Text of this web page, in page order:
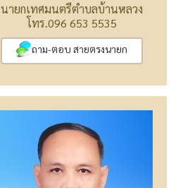
นายกเทศมนตรีตำบลบ้านหลวง
โทร.096 653 5535
ถาม-ตอบ สายตรงนายก